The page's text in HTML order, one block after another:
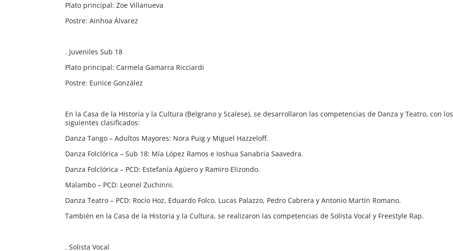
Plato principal: Zoe Villanueva
Postre: Ainhoa Álvarez
. Juveniles Sub 18
Plato principal: Carmela Gamarra Ricciardi
Postre: Eunice González
En la Casa de la Historia y la Cultura (Belgrano y Scalese), se desarrollaron las competencias de Danza y Teatro, con los
siguientes clasificados:
Danza Tango – Adultos Mayores: Nora Puig y Miguel Hazzeloff.
Danza Folclórica – Sub 18: Mía López Ramos e Ioshua Sanabria Saavedra.
Danza Folclórica – PCD: Estefanía Agüero y Ramiro Elizondo.
Malambo – PCD: Leonel Zuchinni.
Danza Teatro – PCD: Rocío Hoz, Eduardo Folco, Lucas Palazzo, Pedro Cabrera y Antonio Martín Romano.
También en la Casa de la Historia y la Cultura, se realizaron las competencias de Solista Vocal y Freestyle Rap.
. Solista Vocal